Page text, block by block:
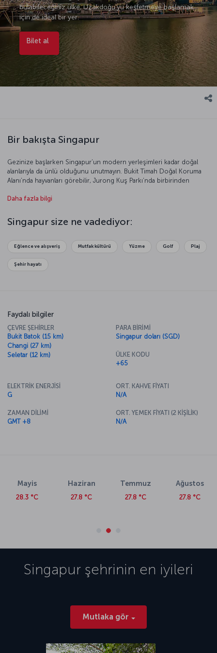
bulabileceğiniz ülke, Uzakdoğu’yu keşfetmeye başlamak
için de ideal bir yer.
Bilet al
Bir bakışta Singapur
Gezinize başlarken Singapur’un modern yerleşimleri kadar doğal
alanlarıyla da ünlü olduğunu unutmayın. Bukit Timah Doğal Koruma
Alanı’nda hayvanları görebilir, Jurong Kuş Parkı’nda birbirinden
hayvanat bahçesini gece dolaşmanın keyfini çıkarabilirsiniz. Doğal
Bahçesi’ne düşürmelisiniz. Burada göreceklerinizle, orkidelerin bu
kadar çok çeşit ve renkte olduğuna inanamayabilirsiniz. Singapur’da
geleneksel mimarisini inceleyebilir, ünlü müzelerinde de tarihe
Daha fazla bilgi
Singapur size ne vadediyor:
Eğlence ve alışveriş Mutfak kültürü Yüzme Golf Plaj
Şehir hayatı
Faydalı bilgiler
ÇEVRE ŞEHİRLER
Bukit Batok (15 km)
Changi (27 km)
Seletar (12 km)
PARA BİRİMİ
Singapur doları (SGD)
ÜLKE KODU
+65
ELEKTRİK ENERJİSİ
G
ZAMAN DİLİMİ
GMT +8
ORT. KAHVE FİYATI
N/A
ORT. YEMEK FİYATI (2 KİŞİLİK)
N/A
Mayis
28.3 °C
Haziran
27.8 °C
Temmuz
27.8 °C
Ağustos
27.8 °C
Singapur şehrinin en iyileri
Mutlaka gör